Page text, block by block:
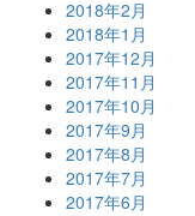
2018年2月
2018年1月
2017年12月
2017年11月
2017年10月
2017年9月
2017年8月
2017年7月
2017年6月